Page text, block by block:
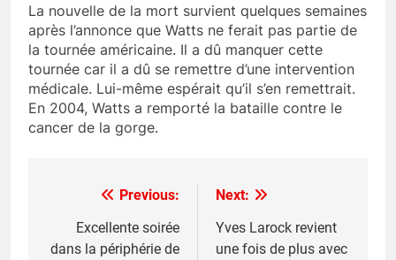
La nouvelle de la mort survient quelques semaines
après l’annonce que Watts ne ferait pas partie de
la tournée américaine. Il a dû manquer cette
tournée car il a dû se remettre d’une intervention
médicale. Lui-même espérait qu’il s’en remettrait.
En 2004, Watts a remporté la bataille contre le
cancer de la gorge.
navigation
Previous:
Excellente soirée
dans la périphérie de
Next:
Yves Larock revient
une fois de plus avec